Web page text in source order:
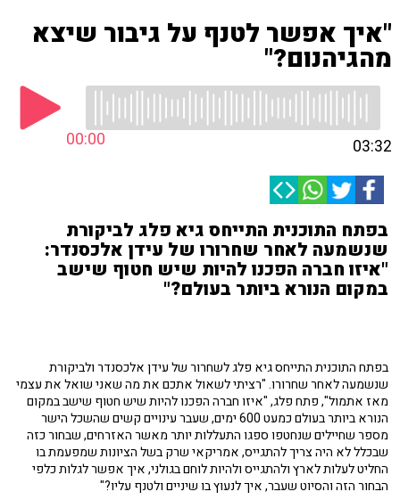
"איך אפשר לטנף על גיבור שיצא
מהגיהנום?"
00:00 03:32
בפתח התוכנית התייחס גיא פלג לביקורת
שנשמעה לאחר שחרורו של עידן אלכסנדר:
"איזו חברה הפכנו להיות שיש חטוף שישב
במקום הנורא ביותר בעולם?"
בפתח התוכנית התייחס גיא פלג לשחרור של עידן אלכסנדר ולביקורת
שנשמעה לאחר שחרורו. "רציתי לשאול אתכם את מה שאני שואל את עצמי
מאז אתמול", פתח פלג, "איזו חברה הפכנו להיות שיש חטוף שישב במקום
הנורא ביותר בעולם כמעט 600 ימים, שעבר עינויים קשים שהשכל הישר
מספר שחיילים שנחטפו ספגו התעללות יותר מאשר האזרחים, שבחור כזה
שבכלל לא היה צריך להתגייס, אמריקאי שרק בשל הציונות שמפעמת בו
החליט לעלות לארץ ולהתגייס ולהיות לוחם בגולני, איך אפשר לגלות כלפי
הבחור הזה והסיוט שעבר, איך לנעוץ בו שיניים ולטנף עליו?"